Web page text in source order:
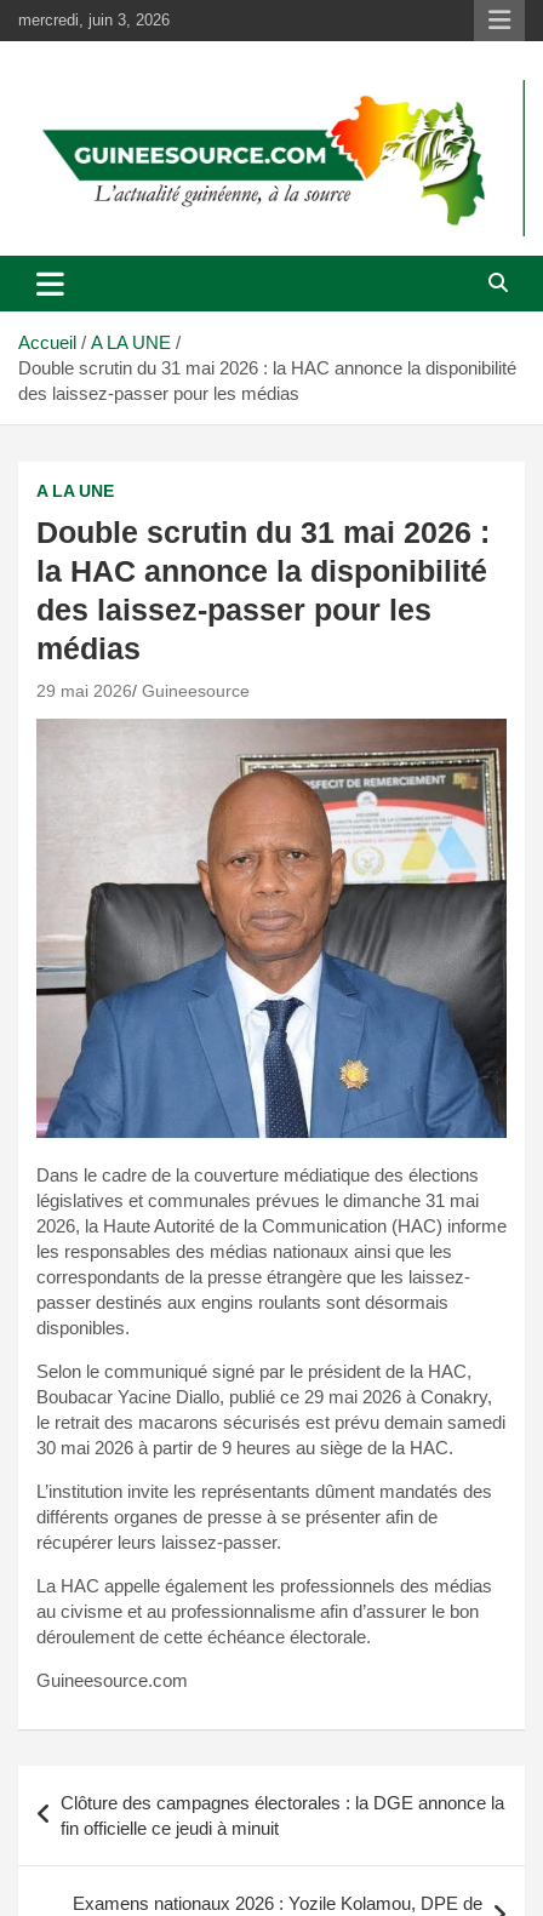
au
mercredi, juin 3, 2026
Accueil
A LA UNE
Double scrutin du 31 mai 2026 : la HAC annonce la disponibilité
des laissez-passer pour les médias
A LA UNE
Double scrutin du 31 mai 2026 :
la HAC annonce la disponibilité
des laissez-passer pour les
médias
29 mai 2026 Guineesource
Dans le cadre de la couverture médiatique des élections
législatives et communales prévues le dimanche 31 mai
2026, la Haute Autorité de la Communication (HAC) informe
les responsables des médias nationaux ainsi que les
correspondants de la presse étrangère que les laissez-
passer destinés aux engins roulants sont désormais
disponibles.
Selon le communiqué signé par le président de la HAC,
Boubacar Yacine Diallo, publié ce 29 mai 2026 à Conakry,
le retrait des macarons sécurisés est prévu demain samedi
30 mai 2026 à partir de 9 heures au siège de la HAC.
L’institution invite les représentants dûment mandatés des
différents organes de presse à se présenter afin de
récupérer leurs laissez-passer.
La HAC appelle également les professionnels des médias
au civisme et au professionnalisme afin d’assurer le bon
déroulement de cette échéance électorale.
Guineesource.com
de
l’article
Clôture des campagnes électorales : la DGE annonce la
fin officielle ce jeudi à minuit
Examens nationaux 2026 : Yozile Kolamou, DPE de